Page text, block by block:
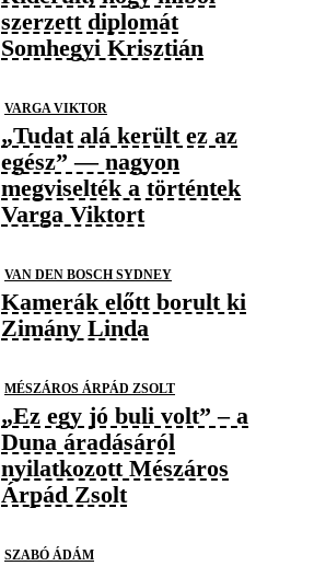
szerzett diplomát
Somhegyi Krisztián
VARGA VIKTOR
„Tudat alá került ez az
egész” — nagyon
megviselték a történtek
Varga Viktort
VAN DEN BOSCH SYDNEY
Kamerák előtt borult ki
Zimány Linda
MÉSZÁROS ÁRPÁD ZSOLT
„Ez egy jó buli volt” – a
Duna áradásáról
nyilatkozott Mészáros
Árpád Zsolt
SZABÓ ÁDÁM